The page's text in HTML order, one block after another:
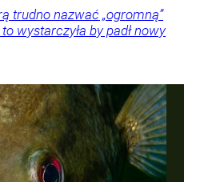
trudno nazwać „ogromną”
wystarczyła by padł nowy